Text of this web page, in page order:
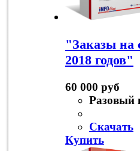
"Заказы на
2018 годов"
60 000 руб
Разовый
Скачать
Купить